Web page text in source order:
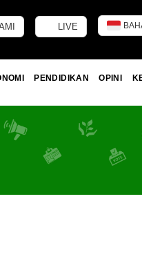
LIVE
PENDIDIKAN OPINI